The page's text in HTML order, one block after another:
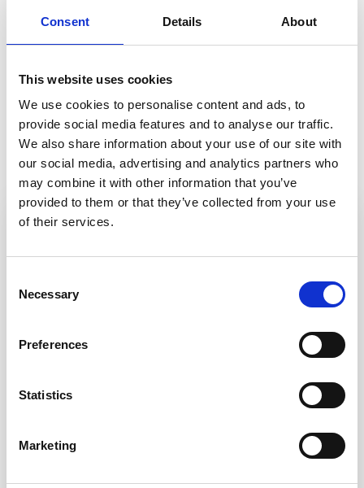
Consent Details About
This website uses cookies
We use cookies to personalise content and ads, to
provide social media features and to analyse our traffic.
We also share information about your use of our site with
our social media, advertising and analytics partners who
may combine it with other information that you’ve
provided to them or that they’ve collected from your use
of their services.
Selection
Necessary
Preferences
Statistics
Marketing
Gerelateerde producten